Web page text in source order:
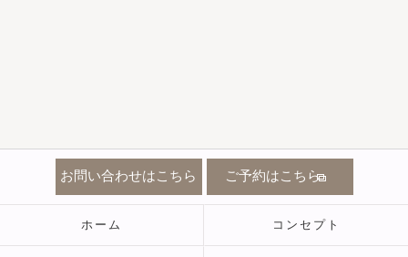
お問い合わせはこちら ご予約はこちら
ホーム コンセプト